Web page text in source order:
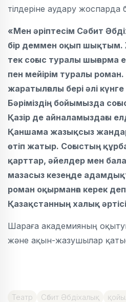
тілдеріне аудару жоспарда
«Мен әріптесім Сәбит
бір деммен оқып шықтым.
тек соғыс туралы шығарма
пен мейірім туралы
жаратылғалы бері әлі
Бәріміздің бойымызда
Қазір де айналамыздағы
Қаншама жазықсыз
өтіп жатыр. Соғыстың
қарттар, әйелдер мен
мазасыз кезеңде
роман оқырманға керек
Қазақстанның халық
Шараға академияның
және ақын-жазушылар
Театр Сәбит Әбдіхалық